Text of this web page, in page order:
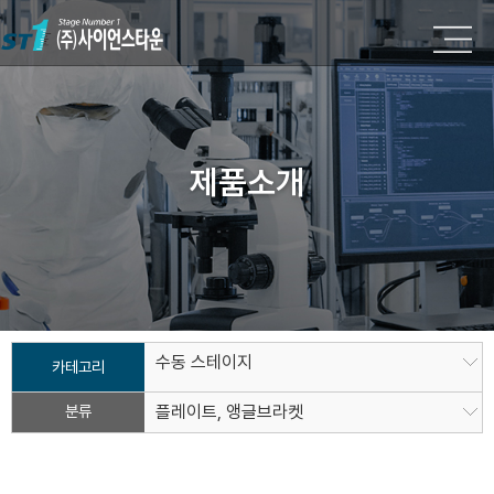
제품소개
카테고리 수동 스테이지
분류 플레이트, 앵글브라켓